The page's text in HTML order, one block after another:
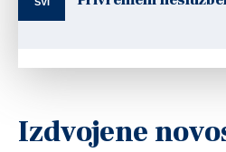
Izdvojene